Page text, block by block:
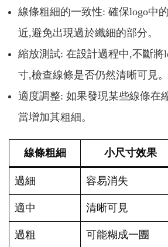
線條粗細的一致性: 確保logo中
近,避免出現過於纖細的部分。
縮放測試: 在設計過程中,不斷將
寸,檢查線條是否仍然清晰可見。
適度調整: 如果發現某些線條在
當增加其粗細。
線條粗細 小尺寸效果
過細 容易消失
適中 清晰可見
過粗 可能糊成一團